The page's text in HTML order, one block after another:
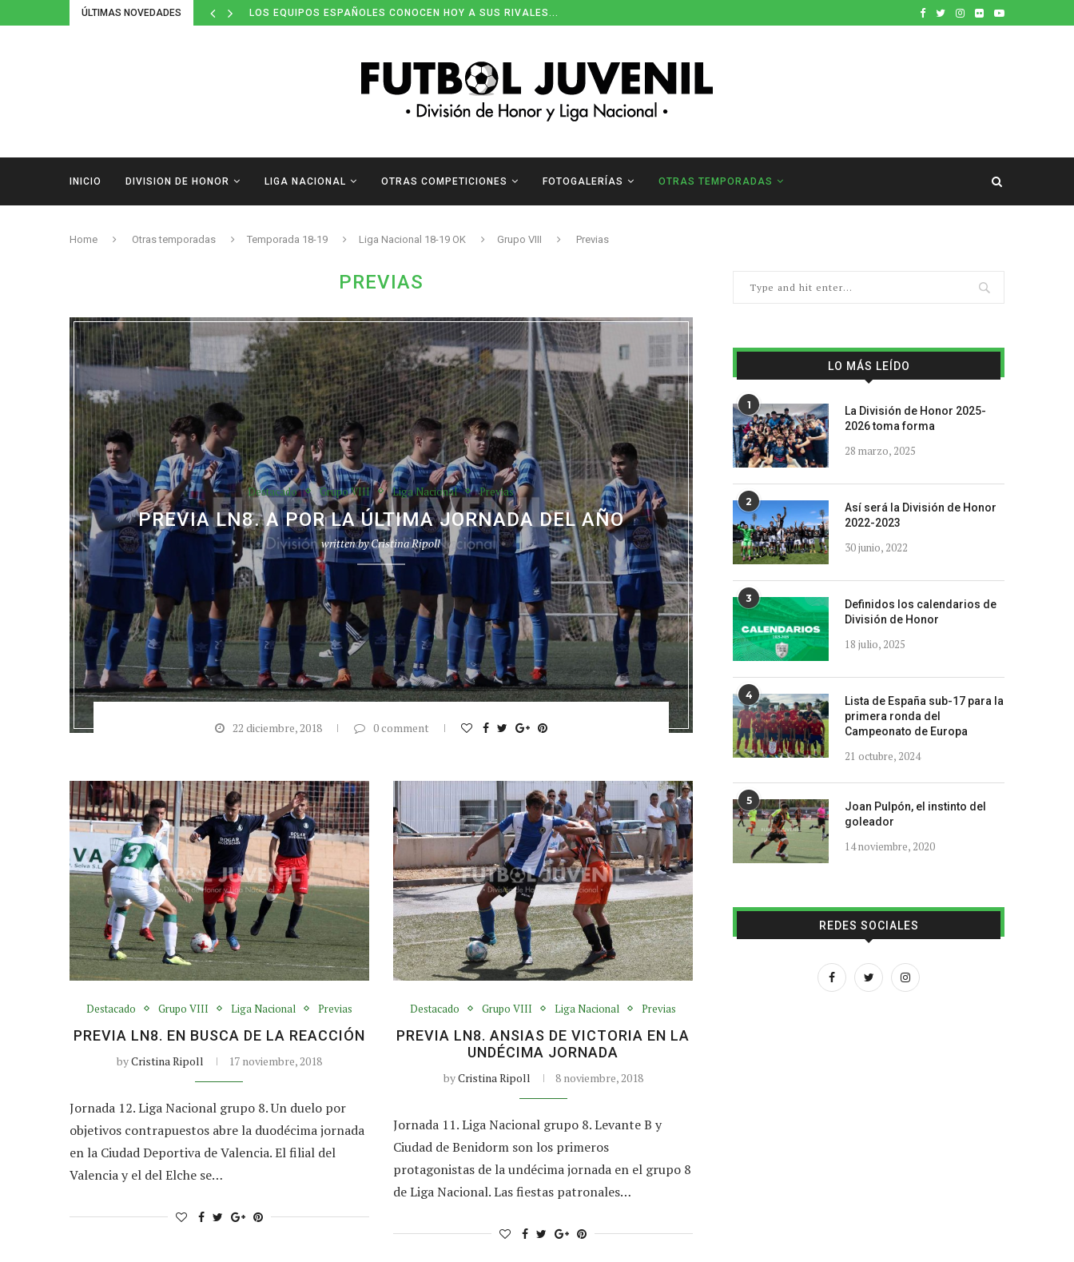
ÚLTIMAS NOVEDADES DEFINIDOS LOS CALENDARIOS DE DIVISIÓN DE HONOR
INICIO DIVISION DE HONOR LIGA NACIONAL OTRAS COMPETICIONES FOTOGALERÍAS OTRAS TEMPORADAS
Home Otras temporadas Temporada 18-19 Liga Nacional 18-19 OK Grupo VIII Previas
PREVIAS
Destacado Grupo VIII Liga Nacional Previas
PREVIA LN8. A POR LA ÚLTIMA JORNADA DEL AÑO
written byCristina Ripoll
22 diciembre, 2018 0 comment
Destacado Grupo VIII Liga Nacional Previas
PREVIA LN8. EN BUSCA DE LA REACCIÓN
byCristina Ripoll 17 noviembre, 2018
Jornada 12. Liga Nacional grupo 8. Un duelo por
objetivos contrapuestos abre la duodécima jornada
en la Ciudad Deportiva de Valencia. El filial del
Valencia y el del Elche se…
Destacado Grupo VIII Liga Nacional Previas
PREVIA LN8. ANSIAS DE VICTORIA EN LA
UNDÉCIMA JORNADA
byCristina Ripoll 8 noviembre, 2018
Jornada 11. Liga Nacional grupo 8. Levante B y
Ciudad de Benidorm son los primeros
protagonistas de la undécima jornada en el grupo 8
de Liga Nacional. Las fiestas patronales…
LO MÁS LEÍDO
1
La División de Honor 2025-
2026 toma forma
28 marzo, 2025
2
Así será la División de Honor
2022-2023
30 junio, 2022
3
Definidos los calendarios de
División de Honor
18 julio, 2025
4
Lista de España sub-17 para la
primera ronda del
Campeonato de Europa
21 octubre, 2024
5
Joan Pulpón, el instinto del
goleador
14 noviembre, 2020
REDES SOCIALES